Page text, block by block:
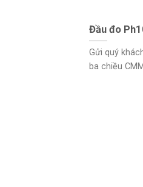
Đầu đo
Gửi quý
ba chiều